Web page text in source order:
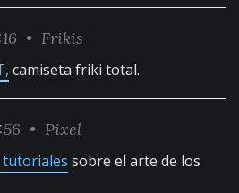
• Frikis
camiseta friki total.
• Pixel
tutoriales sobre el arte de los